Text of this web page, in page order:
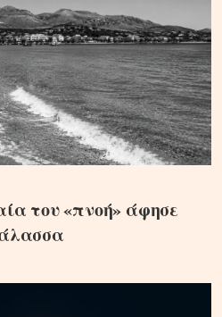
του «πνοή» άφησε